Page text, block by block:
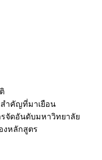
ำคัญที่มาเยือน
รจัดอันดับมหาวิทยาลัย
งหลักสูตร